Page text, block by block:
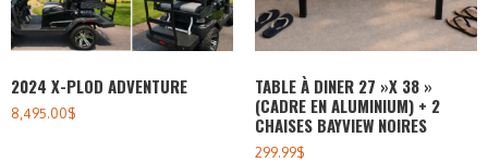
2024 X-PLOD ADVENTURE
8,495.00$
TABLE À DINER 27 »X 38 »
(CADRE EN ALUMINIUM) + 2
CHAISES BAYVIEW NOIRES
299.99$